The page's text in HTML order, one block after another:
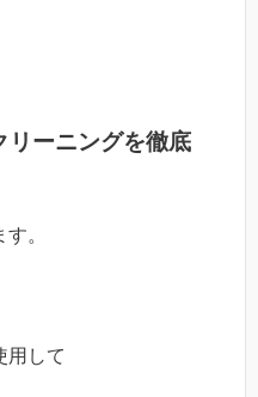
リーニングを徹底
。
用して